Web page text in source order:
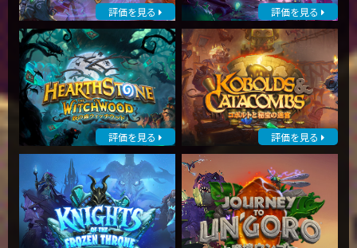
評価を見る 評価を見る
評価を見る 評価を見る